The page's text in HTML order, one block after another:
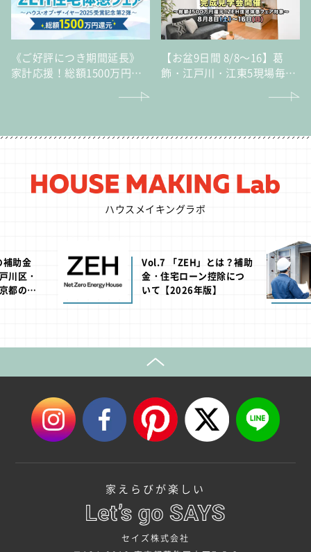
《ご好評につき期間延長》
家計応援！総額1500万円還
ブ・ザ・イヤー2025受賞記
【お盆9日間 8/8～16】葛
飾・江戸川・江東5現場毎日
完成見学会～総額1500万円
ハウスメイキングラボ
助金
川区・
都の助
Vol.7 「ZEH」とは？補助
金・住宅ローン控除につ
いて【2026年版】
家えらびが楽しい
セイズ株式会社